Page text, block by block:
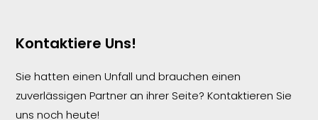
Kontaktiere Uns!
Sie hatten einen Unfall und brauchen einen
zuverlässigen Partner an ihrer Seite? Kontaktieren Sie
uns noch heute!